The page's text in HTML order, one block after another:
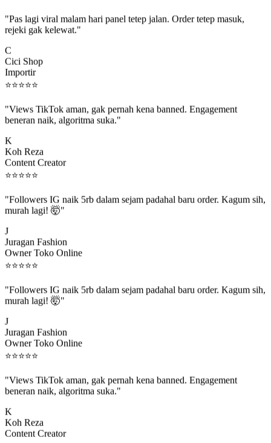
rejeki gak kelewat."
Cici Shop
Importir
⭐⭐⭐⭐⭐
beneran naik, algoritma suka."
Koh Reza
Content Creator
⭐⭐⭐⭐⭐
murah lagi! 🤯"
Juragan Fashion
Owner Toko Online
⭐⭐⭐⭐⭐
murah lagi! 🤯"
Juragan Fashion
Owner Toko Online
⭐⭐⭐⭐⭐
beneran naik, algoritma suka."
Koh Reza
Content Creator
⭐⭐⭐⭐⭐